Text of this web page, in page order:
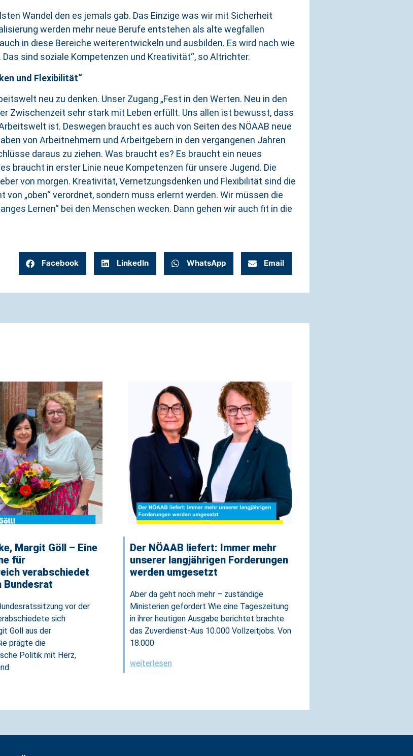
Wandel den es jemals gab. Das Einzige was wir mit Sicherheit
werden mehr neue Berufe entstehen als alte wegfallen
in diese Bereiche weiterentwickeln und ausbilden. Es wird nach wie
sind soziale Kompetenzen und Kreativität“, so Altrichter.
und Flexibilität“
neu zu denken. Unser Zugang „Fest in den Werten. Neu in den
Zwischenzeit sehr stark mit Leben erfüllt. Uns allen ist bewusst, dass
ist. Deswegen braucht es auch von Seiten des NÖAAB neue
von Arbeitnehmern und Arbeitgebern in den vergangenen Jahren
daraus zu ziehen. Was braucht es? Es braucht ein neues
braucht in erster Linie neue Kompetenzen für unsere Jugend. Die
von morgen. Kreativität, Vernetzungsdenken und Flexibilität sind die
„oben“ verordnet, sondern muss erlernt werden. Wir müssen die
Lernen“ bei den Menschen wecken. Dann gehen wir auch fit in die
Facebook LinkedIn WhatsApp Email
Margit Göll – Eine
für
verabschiedet
Bundesrat
vor der
sich
Göll aus der
prägte die
Politik mit Herz,
Der NÖAAB liefert: Immer mehr
unserer langjährigen Forderungen
werden umgesetzt
Aber da geht noch mehr – zuständige
Ministerien gefordert Wie eine Tageszeitung
in ihrer heutigen Ausgabe berichtet brachte
das Zuverdienst-Aus 10.000 Vollzeitjobs. Von
18.000
weiterlesen